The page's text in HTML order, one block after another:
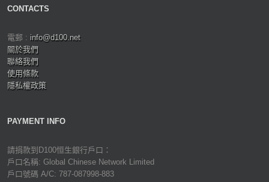
CONTACTS
電郵 : info@d100.net
關於我們
聯絡我們
使用條款
隱私權政策
PAYMENT INFO
請捐款到D100恒生銀行戶口：
戶口名稱: Global Chinese Network Limited
戶口號碼 A/C: 787-087998-883